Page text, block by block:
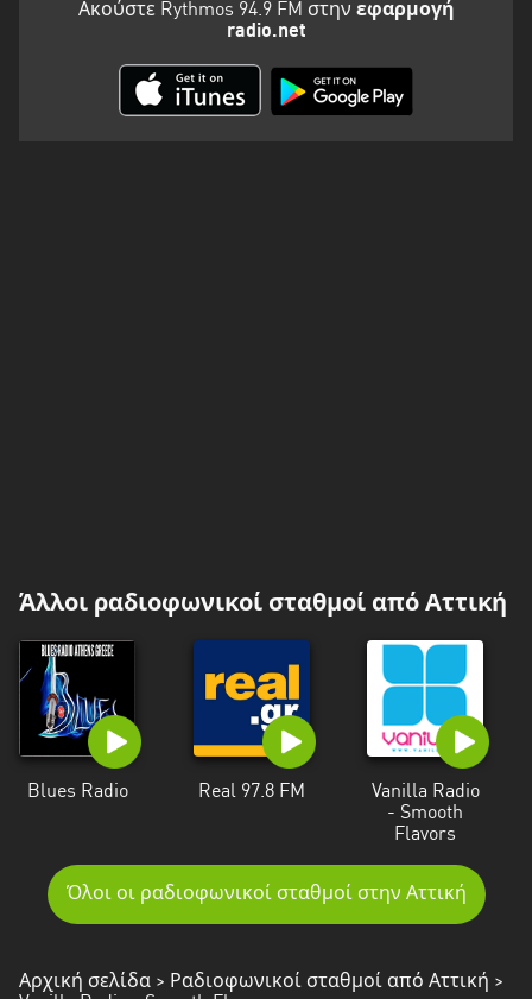
Ακούστε Rythmos 94.9 FM στην εφαρμογή
radio.net
Άλλοι ραδιοφωνικοί σταθμοί από Αττική
Blues Radio Real 97.8 FM
Vanilla Radio
- Smooth
Flavors
Όλοι οι ραδιοφωνικοί σταθμοί στην Αττική
Αρχική σελίδα > Ραδιοφωνικοί σταθμοί από Αττική >